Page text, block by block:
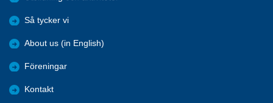
Så tycker vi
About us (in English)
Föreningar
Kontakt